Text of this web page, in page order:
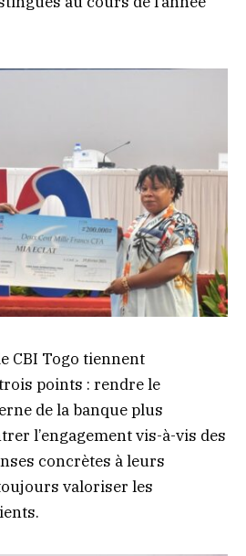
CBI Togo tiennent
points : rendre le
de la banque plus
l’engagement vis-à-vis des
concrètes à leurs
valoriser les